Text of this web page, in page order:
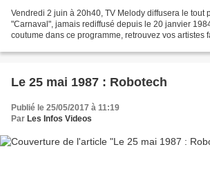
Vendredi 2 juin à 20h40, TV Melody diffusera le tout
"Carnaval", jamais rediffusé depuis le 20 janvier
coutume dans ce programme, retrouvez vos artistes
Le 25 mai 1987 : Robotech
Publié le 25/05/2017 à 11:19
Par Les Infos Videos